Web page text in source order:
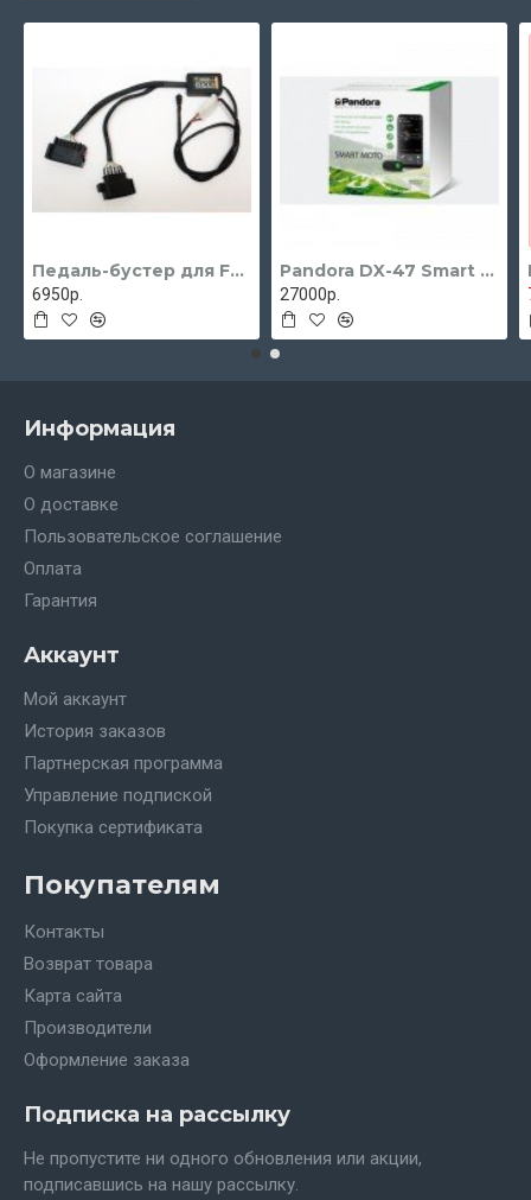
Педаль-бустер для FORD Focus 2 с 2005 - 2011 гг.
6950р.
Pandora DX-47 Smart Moto
27000р.
Информация
О магазине
О доставке
Пользовательское соглашение
Оплата
Гарантия
Аккаунт
Мой аккаунт
История заказов
Партнерская программа
Управление подпиской
Покупка сертификата
Покупателям
Контакты
Возврат товара
Карта сайта
Производители
Оформление заказа
Подписка на рассылку
Не пропустите ни одного обновления или акции,
подписавшись на нашу рассылку.